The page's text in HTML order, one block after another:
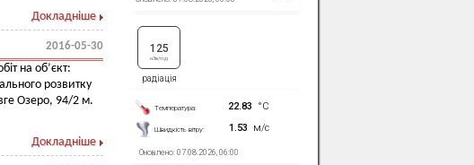
Докладніше
2016-05-30
на об’єкт:
розвитку
Озеро, 94/2 м.
Докладніше